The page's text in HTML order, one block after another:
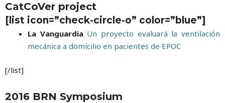
CatCoVer project
[list icon=”check-circle-o” color=”blue”]
La Vanguardia Un proyecto evaluará la ventilación
mecánica a domicilio en pacientes de EPOC
[/list]
2016 BRN Symposium